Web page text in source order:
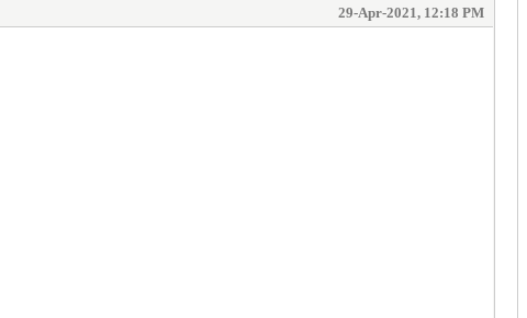
29-Apr-2021, 12:18 PM